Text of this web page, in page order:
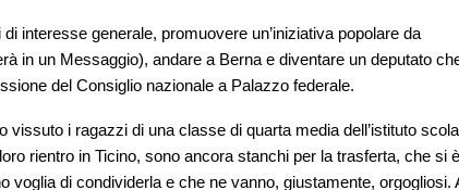
interesse generale, promuovere un’iniziativa popolare da
in un Messaggio), andare a Berna e diventare un deputato
del Consiglio nazionale a Palazzo federale.
vissuto i ragazzi di una classe di quarta media dell’istituto
rientro in Ticino, sono ancora stanchi per la trasferta, che si è
voglia di condividerla e che ne vanno, giustamente, orgogliosi.